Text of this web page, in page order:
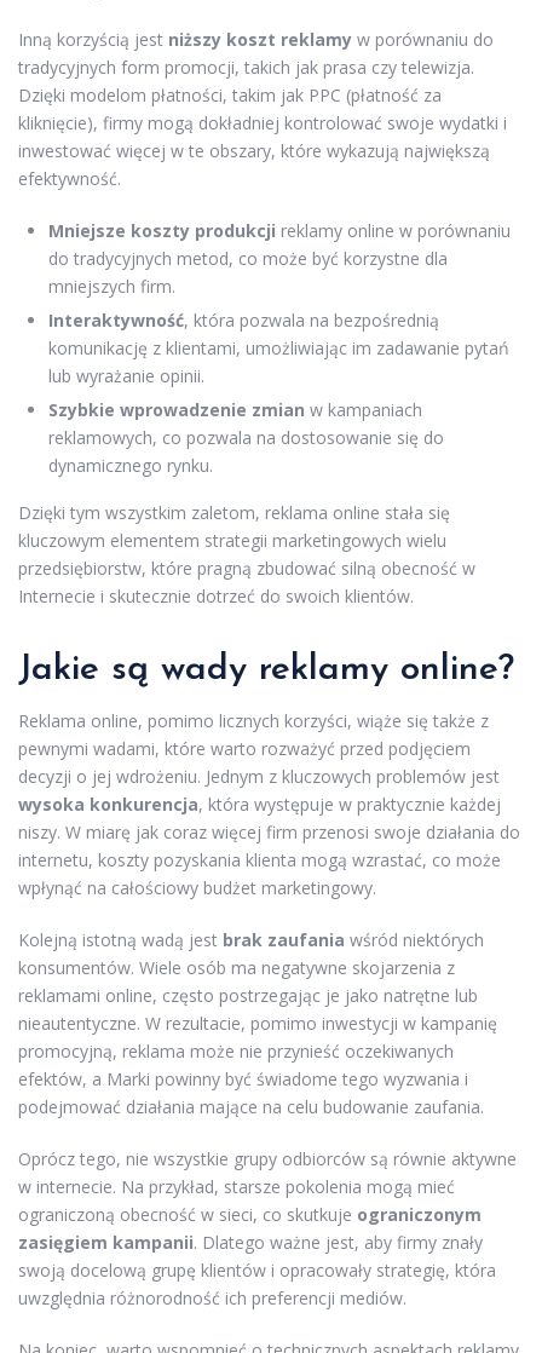
Inną korzyścią jest niższy koszt reklamy w porównaniu do
tradycyjnych form promocji, takich jak prasa czy telewizja.
Dzięki modelom płatności, takim jak PPC (płatność za
kliknięcie), firmy mogą dokładniej kontrolować swoje wydatki i
inwestować więcej w te obszary, które wykazują największą
efektywność.
Mniejsze koszty produkcji reklamy online w porównaniu
do tradycyjnych metod, co może być korzystne dla
mniejszych firm.
Interaktywność, która pozwala na bezpośrednią
komunikację z klientami, umożliwiając im zadawanie pytań
lub wyrażanie opinii.
Szybkie wprowadzenie zmian w kampaniach
reklamowych, co pozwala na dostosowanie się do
dynamicznego rynku.
Dzięki tym wszystkim zaletom, reklama online stała się
kluczowym elementem strategii marketingowych wielu
przedsiębiorstw, które pragną zbudować silną obecność w
Internecie i skutecznie dotrzeć do swoich klientów.
Jakie są wady reklamy online?
Reklama online, pomimo licznych korzyści, wiąże się także z
pewnymi wadami, które warto rozważyć przed podjęciem
decyzji o jej wdrożeniu. Jednym z kluczowych problemów jest
wysoka konkurencja, która występuje w praktycznie każdej
niszy. W miarę jak coraz więcej firm przenosi swoje działania do
internetu, koszty pozyskania klienta mogą wzrastać, co może
wpłynąć na całościowy budżet marketingowy.
Kolejną istotną wadą jest brak zaufania wśród niektórych
konsumentów. Wiele osób ma negatywne skojarzenia z
reklamami online, często postrzegając je jako natrętne lub
nieautentyczne. W rezultacie, pomimo inwestycji w kampanię
promocyjną, reklama może nie przynieść oczekiwanych
efektów, a Marki powinny być świadome tego wyzwania i
podejmować działania mające na celu budowanie zaufania.
Oprócz tego, nie wszystkie grupy odbiorców są równie aktywne
w internecie. Na przykład, starsze pokolenia mogą mieć
ograniczoną obecność w sieci, co skutkuje ograniczonym
zasięgiem kampanii. Dlatego ważne jest, aby firmy znały
swoją docelową grupę klientów i opracowały strategię, która
uwzględnia różnorodność ich preferencji mediów.